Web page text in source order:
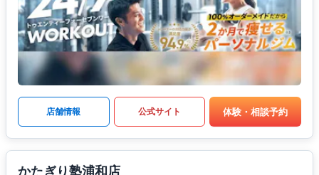
店舗情報 公式サイト 体験・相談予約
かたぎり塾浦和店